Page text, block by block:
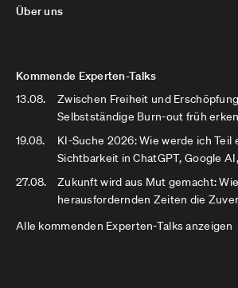
Über uns
Kommende Experten-Talks
13.08.
Zwischen Freiheit und
Selbstständige Burn-out früh
19.08.
KI-Suche 2026: Wie werde ich
Sichtbarkeit in ChatGPT, Google
27.08.
Zukunft wird aus Mut gemacht:
herausfordernden Zeiten die
Alle kommenden Experten-Talks anzeigen